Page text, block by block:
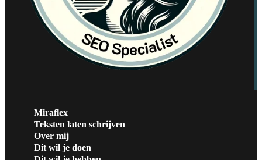
Miraflex
Teksten laten schrijven
Over mij
Dit wil je doen